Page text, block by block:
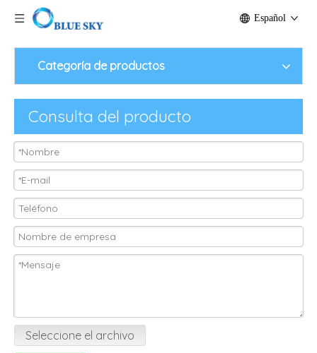
Español
Categoría de productos
Consulta del producto
Seleccione el archivo